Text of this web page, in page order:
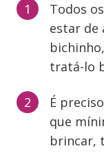
Todos
estar de
tratá-lo
É
que
brincar,